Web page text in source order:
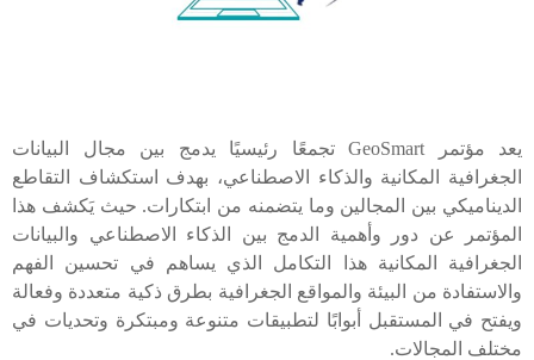
مؤتمر GeoSmart
تجمعًا رئيسيًا يدمج بين مجال البيانات
المكانية والذكاء الاصطناعي، بهدف استكشاف التقاطع
بين المجالين وما يتضمنه من ابتكارات .حيث يَكشف هذا
عن دور وأهميةالدمجبينالذكاء الاصطناعي والبيانات
المكانية هذا التكامل الذي يساهم في تحسين الفهم
من البيئة والمواقع الجغرافية بطرق ذكية متعددة وفعالة
في المستقبل أبوابًا لتطبيقات متنوعة ومبتكرة وتحديات في
المجالات.